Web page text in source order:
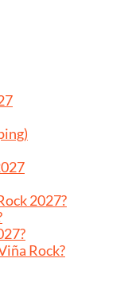
2027?
Rock?